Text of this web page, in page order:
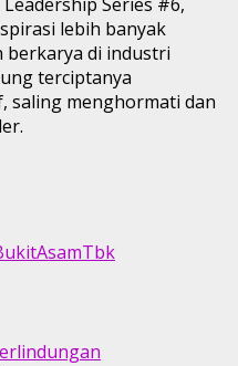
lebih banyak
di industri
terciptanya
saling menghormati dan